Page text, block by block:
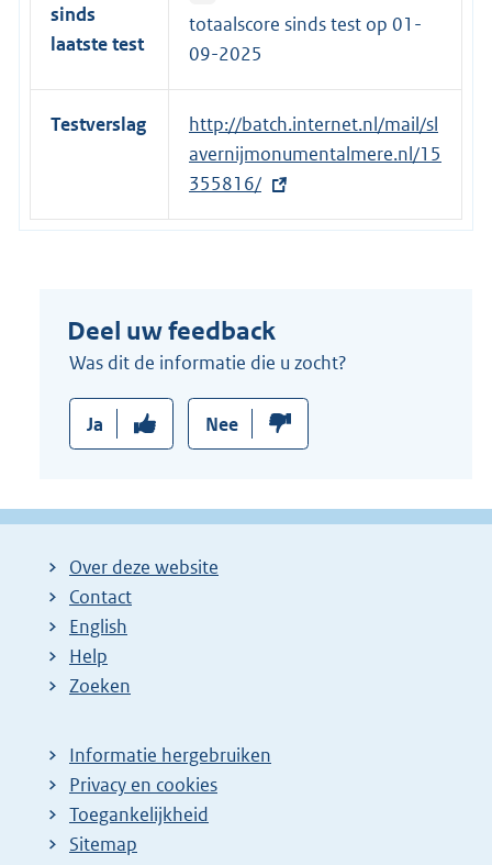
k
:
sinds
laatste test
totaalscore sinds test op 01-
09-2025
Testverslag
E
x
t
e
l
i
:
http://batch.internet.nl/mail/sl
avernijmonumentalmere.nl/15
355816/
Deel uw feedback
Was dit de informatie die u zocht?
Ja Nee
Over deze website
Contact
English
Help
Zoeken
Informatie hergebruiken
Privacy en cookies
Toegankelijkheid
Sitemap